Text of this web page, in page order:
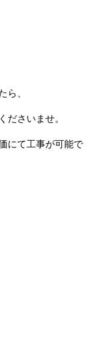
ら、
ださいませ。
にて工事が可能で